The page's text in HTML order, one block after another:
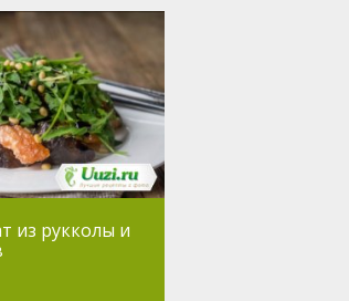
из рукколы и